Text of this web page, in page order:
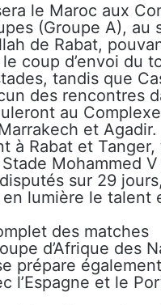
le Maroc aux
(Groupe A),
de Rabat,
coup d’envoi du
tandis que
des rencontres
au
et Agadir.
à Rabat et
Mohammed
sur 29
lumière le talent
des matches
d’Afrique des
prépare
l’Espagne et le